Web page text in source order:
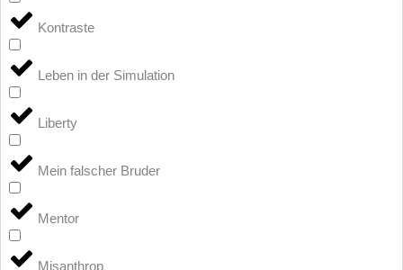
Kontraste
Leben in der Simulation
Liberty
Mein falscher Bruder
Mentor
Misanthrop